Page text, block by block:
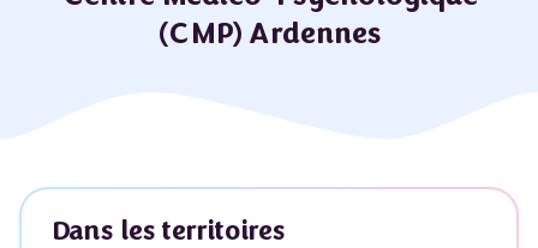
(CMP) Ardennes
Dans les territoires